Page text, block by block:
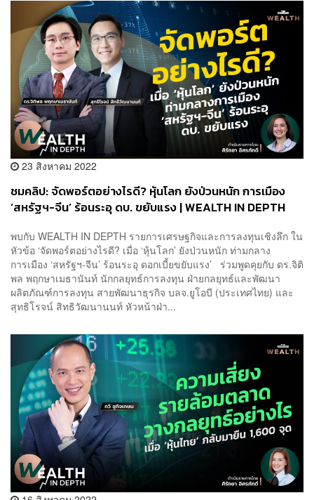
23 สิงหาคม 2022
ชมคลิป: จัดพอร์ตอย่างไรดี? หุ้นโลก ยังป่วนหนัก การเมือง
‘สหรัฐฯ-จีน’ ร้อนระอุ ดบ. ขยับแรง | WEALTH IN DEPTH
พบกับ WEALTH IN DEPTH รายการเศรษฐกิจและการลงทุนเชิงลึก ใน
หัวข้อ ‘จัดพอร์ตอย่างไรดี? เมื่อ ‘หุ้นโลก’ ยังป่วนหนัก ท่ามกลาง
การเมือง ‘สหรัฐฯ-จีน’ ร้อนระอุ ดอกเบี้ยขยับแรง’ ร่วมพูดคุยกับ ดร.จิติ
พล พฤกษาเมธานันท์ นักกลยุทธ์การลงทุน ฝ่ายกลยุทธ์และพัฒนา
ผลิตภัณฑ์การลงทุน สายพัฒนาธุรกิจ บลจ.ยูโอบี (ประเทศไทย) และ
สุทธิโรจน์ สิทธิวัฒนานนท์ หัวหน้าฝ่า...